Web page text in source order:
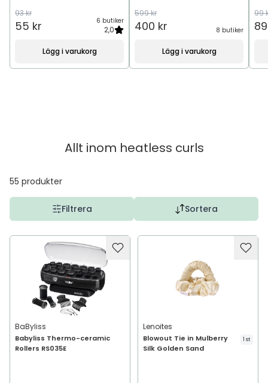
93 kr
55 kr 6 butiker
2,0
Lägg i varukorg
599 kr
400 kr 8 butiker
Lägg i varukorg
99
Allt inom heatless curls
55 produkter
Filtrera Sortera
BaByliss
Babyliss Thermo-ceramic
Rollers RS035E
Lenoites
Blowout Tie in Mulberry
Silk Golden Sand
1 st